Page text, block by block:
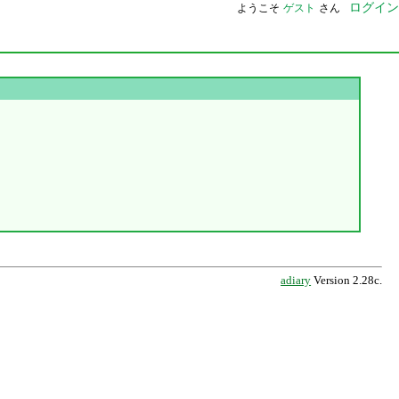
ようこそ ゲスト さん ログイン
adiary Version 2.28c.